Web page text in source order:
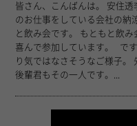
皆さん、こんばんは。 安住透李（
のお仕事をしている会社の納
と飲み会です。 もともと飲
喜んで参加しています。 で
り気ではなさそうなご様子。
後輩君もその一人です。...